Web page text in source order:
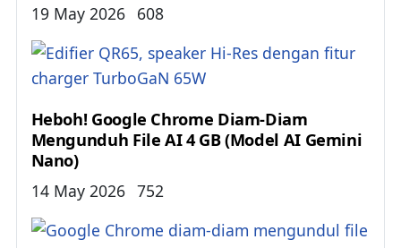
Details
19 May 2026 608
Heboh! Google Chrome Diam-Diam
Mengunduh File AI 4 GB (Model AI Gemini
Nano)
Details
14 May 2026 752